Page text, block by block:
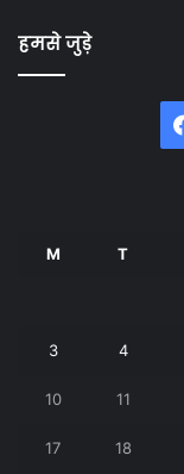
हमसे जुड़े
M T
3 4
10 11
17 18